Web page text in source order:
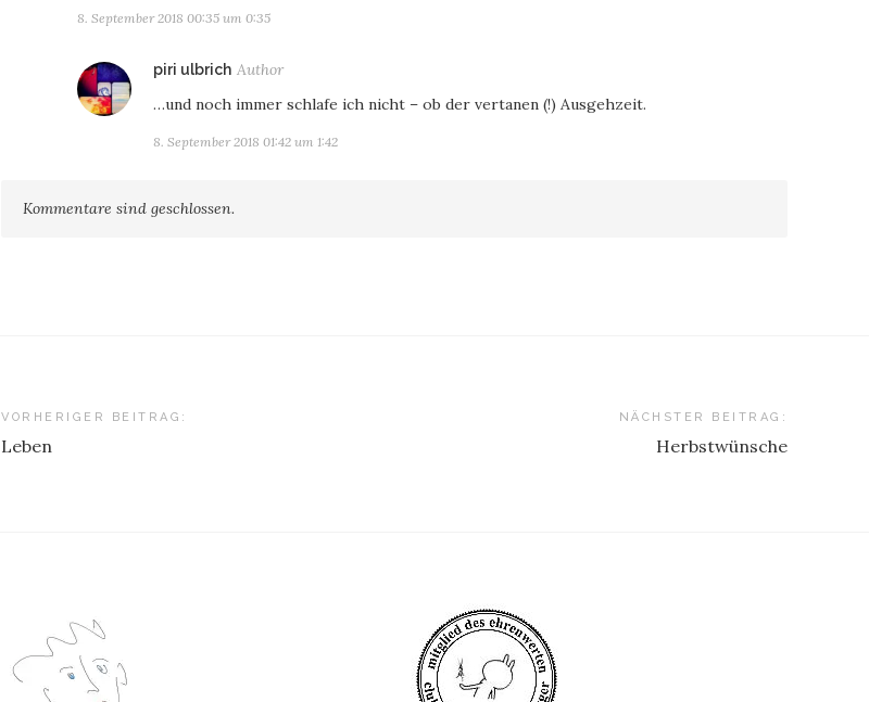
8. September 2018 00:35 um 0:35
piri ulbrich sagt:
…und noch immer schlafe ich nicht – ob der vertanen (!) Ausgehzeit.
8. September 2018 01:42 um 1:42
Kommentare sind geschlossen.
Beitragsnavigation
VORHERIGER BEITRAG:
Leben
NÄCHSTER BEITRAG:
Herbstwünsche